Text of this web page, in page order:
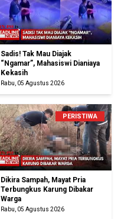
Sadis! Tak Mau Diajak
“Ngamar”, Mahasiswi Dianiaya
Kekasih
Rabu, 05 Agustus 2026
PERISTIWA
Dikira Sampah, Mayat Pria
Terbungkus Karung Dibakar
Warga
Rabu, 05 Agustus 2026